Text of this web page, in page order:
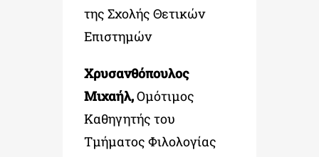
της Σχολής Θετικών
Επιστημών
Χρυσανθόπουλος
Μιχαήλ,Ομότιμος
Καθηγητής του
Τμήματος Φιλολογίας